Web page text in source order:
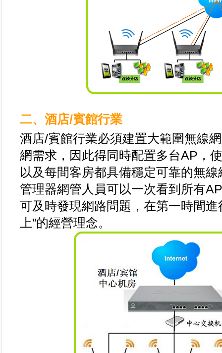
二、酒店/賓館行業
酒店/賓館行業必須建置大範圍無線
網需求，因此得同時配置多台AP，
以及每間客房都具備穩定可靠的無
管理器網管人員可以一次看到所有
可及時發現網路問題，在第一時間
上”的經營理念。